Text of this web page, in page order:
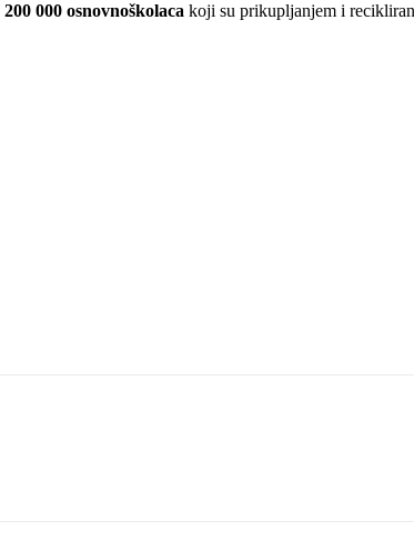
200 000 osnovnoškolaca koji su prikupljanjem i